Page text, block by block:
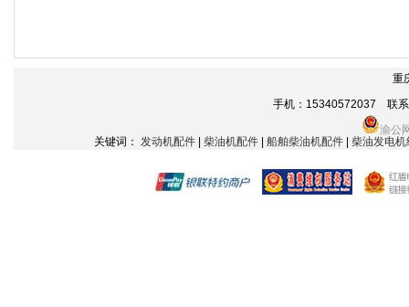
重
手机：15340572037 联
渝公
关键词： 发动机配件 柴油机配件 船舶柴油机配件 柴油发电机